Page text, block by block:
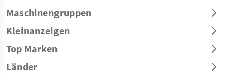
Maschinengruppen
Kleinanzeigen
Top Marken
Länder